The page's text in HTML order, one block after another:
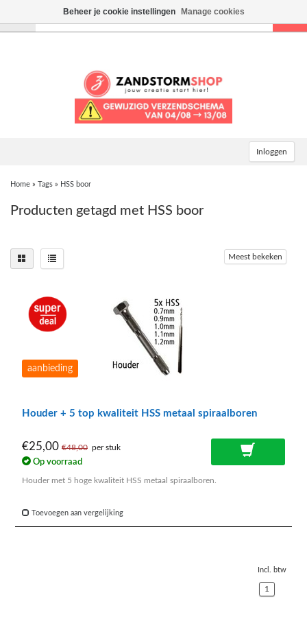
Inloggen
Home » Tags » HSS boor
Producten getagd met HSS boor
Meest bekeken
aanbieding
Houder + 5 top kwaliteit HSS metaal spiraalboren
€25,00 €48,00 per stuk
Op voorraad
Houder met 5 hoge kwaliteit HSS metaal spiraalboren.
Toevoegen aan vergelijking
Incl. btw
1
Beheer je cookie instellingen Manage cookies